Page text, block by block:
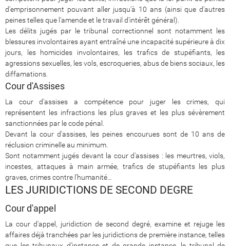
d'emprisonnement pouvant aller jusqu'à 10 ans (ainsi que d'autres
peines telles que l'amende et le travail d'intérêt général).
Les délits jugés par le tribunal correctionnel sont notamment les
blessures involontaires ayant entraîné une incapacité supérieure à dix
jours, les homicides involontaires, les trafics de stupéfiants, les
agressions sexuelles, les vols, escroqueries, abus de biens sociaux, les
diffamations.
Cour d'Assises
La cour d'assises a compétence pour juger les crimes, qui
représentent les infractions les plus graves et les plus sévèrement
sanctionnées par le code pénal.
Devant la cour d'assises, les peines encourues sont de 10 ans de
réclusion criminelle au minimum.
Sont notamment jugés devant la cour d'assises : les meurtres, viols,
incestes, attaques à main armée, trafics de stupéfiants les plus
graves, crimes contre l'humanité…
LES JURIDICTIONS DE SECOND DEGRE
Cour d'appel
La cour d'appel, juridiction de second degré, examine et rejuge les
affaires déjà tranchées par les juridictions de première instance, telles